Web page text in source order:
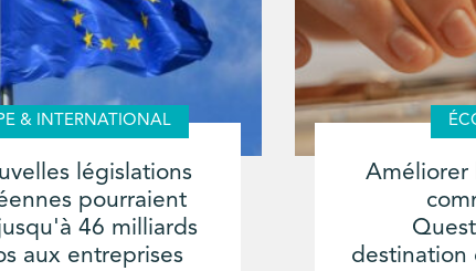
& INTERNATIONAL
législations
pourraient
46 milliards
aux entreprises
Améliorer
destination